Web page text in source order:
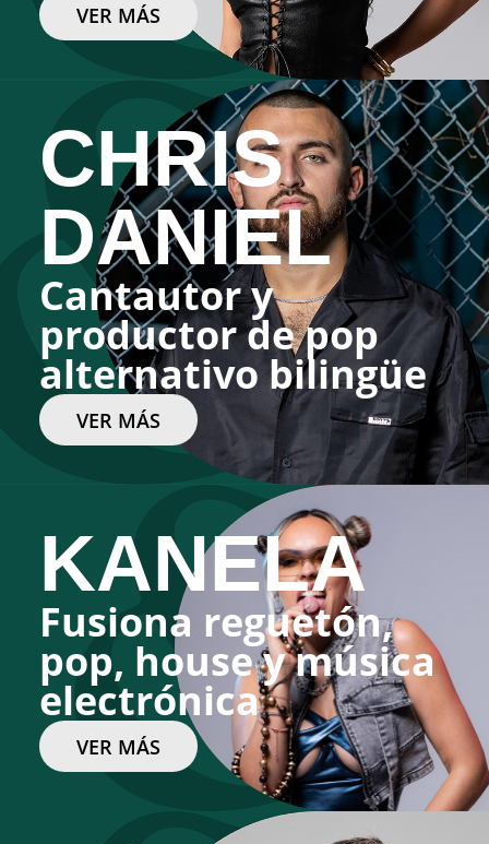
VER MÁS
CHRIS
DANIEL
Cantautor y
productor de pop
alternativo bilingüe
VER MÁS
KANELA
Fusiona reguetón,
pop, house y música
electrónica
VER MÁS